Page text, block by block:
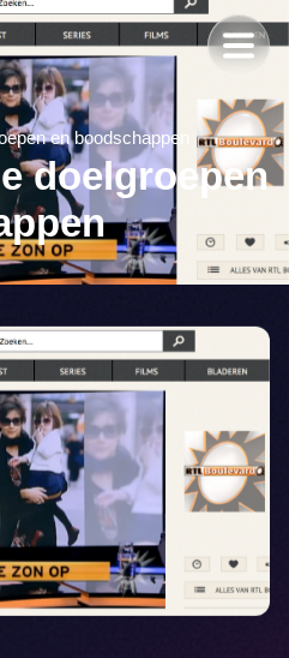
en boodschappen
doelgroepen